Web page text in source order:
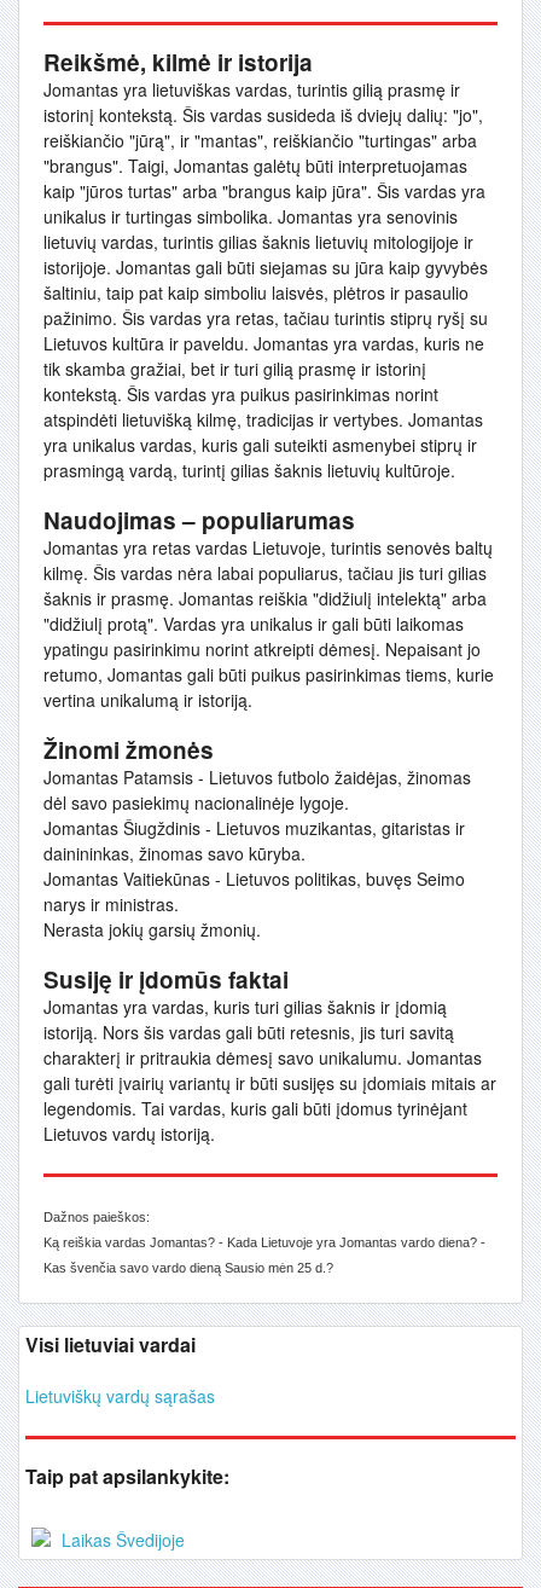
Reikšmė, kilmė ir istorija
Jomantas yra lietuviškas vardas, turintis gilią prasmę ir
istorinį kontekstą. Šis vardas susideda iš dviejų dalių: "jo",
reiškiančio "jūrą", ir "mantas", reiškiančio "turtingas" arba
"brangus". Taigi, Jomantas galėtų būti interpretuojamas
kaip "jūros turtas" arba "brangus kaip jūra". Šis vardas yra
unikalus ir turtingas simbolika. Jomantas yra senovinis
lietuvių vardas, turintis gilias šaknis lietuvių mitologijoje ir
istorijoje. Jomantas gali būti siejamas su jūra kaip gyvybės
šaltiniu, taip pat kaip simboliu laisvės, plėtros ir pasaulio
pažinimo. Šis vardas yra retas, tačiau turintis stiprų ryšį su
Lietuvos kultūra ir paveldu. Jomantas yra vardas, kuris ne
tik skamba gražiai, bet ir turi gilią prasmę ir istorinį
kontekstą. Šis vardas yra puikus pasirinkimas norint
atspindėti lietuvišką kilmę, tradicijas ir vertybes. Jomantas
yra unikalus vardas, kuris gali suteikti asmenybei stiprų ir
prasmingą vardą, turintį gilias šaknis lietuvių kultūroje.
Naudojimas – populiarumas
Jomantas yra retas vardas Lietuvoje, turintis senovės baltų
kilmę. Šis vardas nėra labai populiarus, tačiau jis turi gilias
šaknis ir prasmę. Jomantas reiškia "didžiulį intelektą" arba
"didžiulį protą". Vardas yra unikalus ir gali būti laikomas
ypatingu pasirinkimu norint atkreipti dėmesį. Nepaisant jo
retumo, Jomantas gali būti puikus pasirinkimas tiems, kurie
vertina unikalumą ir istoriją.
Žinomi žmonės
Jomantas Patamsis - Lietuvos futbolo žaidėjas, žinomas
dėl savo pasiekimų nacionalinėje lygoje.
Jomantas Šiugždinis - Lietuvos muzikantas, gitaristas ir
dainininkas, žinomas savo kūryba.
Jomantas Vaitiekūnas - Lietuvos politikas, buvęs Seimo
narys ir ministras.
Nerasta jokių garsių žmonių.
Susiję ir įdomūs faktai
Jomantas yra vardas, kuris turi gilias šaknis ir įdomią
istoriją. Nors šis vardas gali būti retesnis, jis turi savitą
charakterį ir pritraukia dėmesį savo unikalumu. Jomantas
gali turėti įvairių variantų ir būti susijęs su įdomiais mitais ar
legendomis. Tai vardas, kuris gali būti įdomus tyrinėjant
Lietuvos vardų istoriją.
Dažnos paieškos:
Ką reiškia vardas Jomantas? - Kada Lietuvoje yra Jomantas vardo diena? -
Kas švenčia savo vardo dieną Sausio mėn 25 d.?
Visi lietuviai vardai
Lietuviškų vardų sąrašas
Taip pat apsilankykite:
Laikas Švedijoje